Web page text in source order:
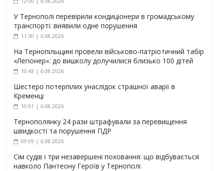
У Тернополі перевірили кондиціонери в громадському
транспорті: виявили одне порушення
11:30 | 6.08.2026
На Тернопільщині провели військово-патріотичний табір
«Легіонер»: до вишколу долучилися близько 100 дітей
10:43 | 6.08.2026
Шестеро потерпілих унаслідок страшної аварії в
Кременці
10:01 | 6.08.2026
Тернополянку 24 рази штрафували за перевищення
швидкості та порушення ПДР
09:09 | 6.08.2026
Сім судів і три незавершені поховання: що відбувається
навколо Пантеону Героїв у Тернополі